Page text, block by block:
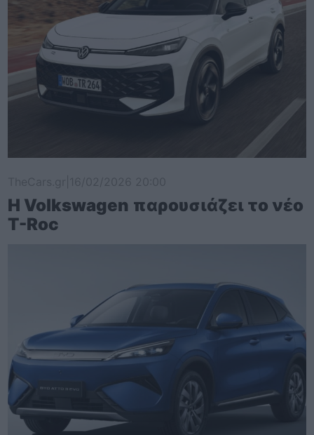
Η Volkswagen παρουσιάζει το νέο
T-Roc